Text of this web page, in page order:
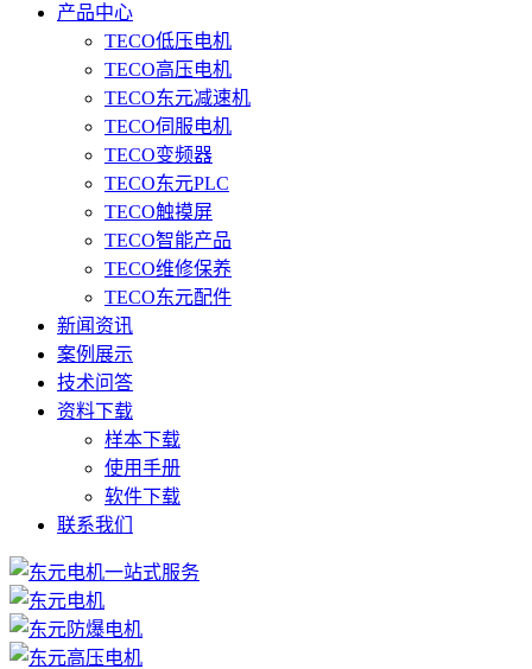
产品中心
TECO低压电机
TECO高压电机
TECO东元减速机
TECO伺服电机
TECO变频器
TECO东元PLC
TECO触摸屏
TECO智能产品
TECO维修保养
TECO东元配件
新闻资讯
案例展示
技术问答
资料下载
样本下载
使用手册
软件下载
联系我们